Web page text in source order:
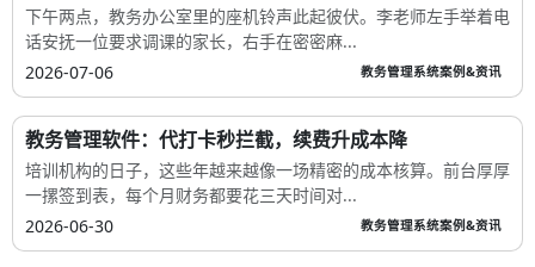
下午两点，教务办公室里的座机铃声此起彼伏。李老师左手举着电
话安抚一位要求调课的家长，右手在密密麻...
2026-07-06
教务管理系统案例&资讯
教务管理软件：代打卡秒拦截，续费升成本降
培训机构的日子，这些年越来越像一场精密的成本核算。前台厚厚
一摞签到表，每个月财务都要花三天时间对...
2026-06-30
教务管理系统案例&资讯